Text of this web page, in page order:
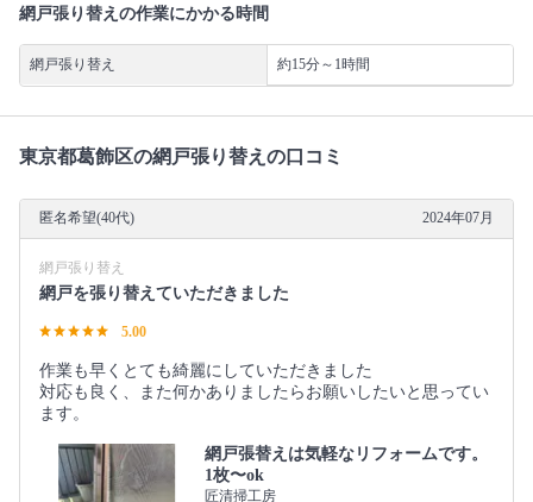
網戸張り替えの作業にかかる時間
網戸張り替え 約15分～1時間
東京都葛飾区の網戸張り替えの口コミ
匿名希望(40代) 2024年07月
網戸張り替え
網戸を張り替えていただきました
5.00
作業も早くとても綺麗にしていただきました
対応も良く、また何かありましたらお願いしたいと思ってい
ます。
網戸張替えは気軽なリフォームです。
1枚〜ok
匠清掃工房